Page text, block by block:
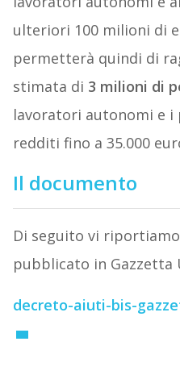
ulteriori 100 milioni di
permetterà quindi di
stimata di 3 milioni di
lavoratori autonomi e i
redditi fino a 35.000
Il documento
Di seguito vi
pubblicato in Gazzetta
decreto-aiuti-bis-